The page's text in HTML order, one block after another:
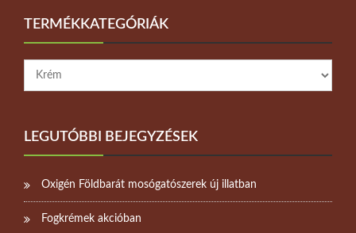
TERMÉKKATEGÓRIÁK
LEGUTÓBBI BEJEGYZÉSEK
Oxigén Földbarát mosógatószerek új illatban
Fogkrémek akcióban